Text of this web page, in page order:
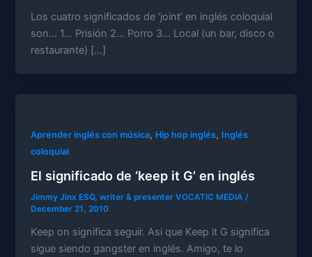
Los cuatro significados de ‘joint’ en inglés coloquial
son… 1… Prisión 2… Porro 3… Local (un bar, disco o
restaurante) […]
Aprender inglés con música, Hip hop inglés, Inglés
coloquial
El significado de ‘keep it G’ en inglés
Jimmy Jinx ESQ, writer & presenter VOCATIC MEDIA/
December 21, 2010
Keep on significa seguir. Asi que Keep it G significa
sigue siendo gangster en inglés. Amigo, te lo